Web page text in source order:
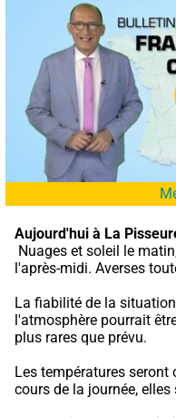
Aujourd'hui à La
l'après-midi. Averses
La fiabilité de la
l'atmosphère pourrait
plus rares que prévu.
Les températures seront
cours de la journée,